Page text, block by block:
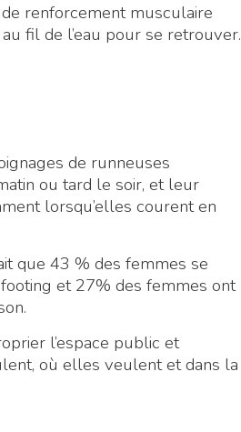
renforcement musculaire
fil de l’eau pour se retrouver.
de runneuses
ou tard le soir, et leur
lorsqu’elles courent en
que 43 % des femmes se
et 27% des femmes ont
l’espace public et
où elles veulent et dans la